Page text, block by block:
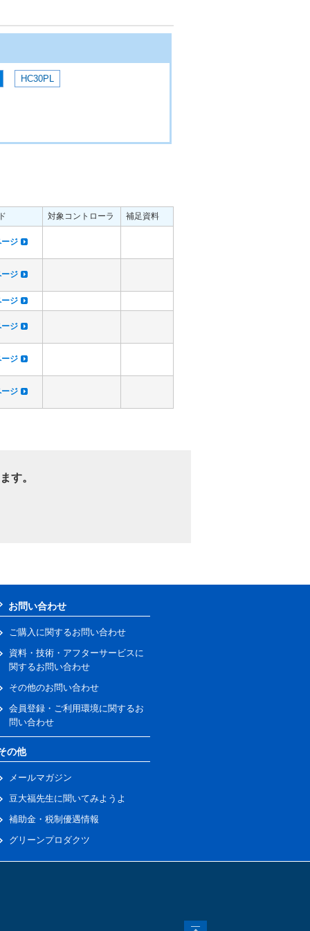
HC30PL
対象コントローラ
補足資料
ジ
ジ
ジ
ジ
ジ
ジ
す。
お問い合わせ
ご購入に関するお問い合わせ
資料・技術・アフターサービスに
関するお問い合わせ
その他のお問い合わせ
会員登録・ご利用環境に関するお
問い合わせ
の他
メールマガジン
豆大福先生に聞いてみようよ
補助金・税制優遇情報
グリーンプロダクツ